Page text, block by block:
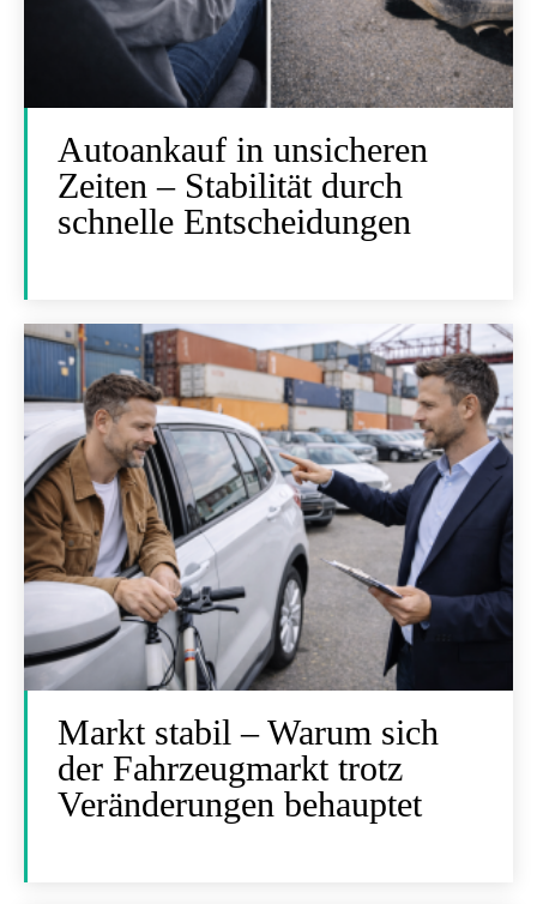
Autoankauf in unsicheren
Zeiten – Stabilität durch
schnelle Entscheidungen
Markt stabil – Warum sich
der Fahrzeugmarkt trotz
Veränderungen behauptet